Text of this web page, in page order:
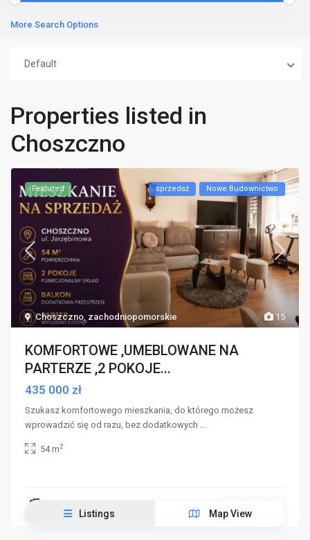
More Search Options
Default
Properties listed in
Choszczno
15
Choszczno, zachodniopomorskie
Featured sprzedaż Nowe Budownictwo
KOMFORTOWE ,UMEBLOWANE NA
PARTERZE ,2 POKOJE...
435 000 zł
Szukasz komfortowego mieszkania, do którego możesz
wprowadzić się od razu, bez dodatkowych ...
54 m2
Kontakt 531 531 969
Listings Map View